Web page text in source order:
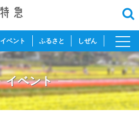
イベント ふるさと しぜん
toggle
イベント